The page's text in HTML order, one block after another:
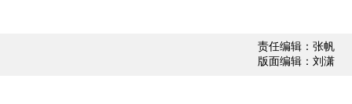
责任编辑：张帆
版面编辑：刘潇